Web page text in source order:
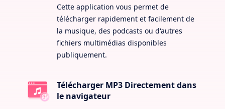
Cette application vous permet de
télécharger rapidement et facilement de
la musique, des podcasts ou d'autres
fichiers multimédias disponibles
publiquement.
Télécharger MP3 Directement dans
le navigateur